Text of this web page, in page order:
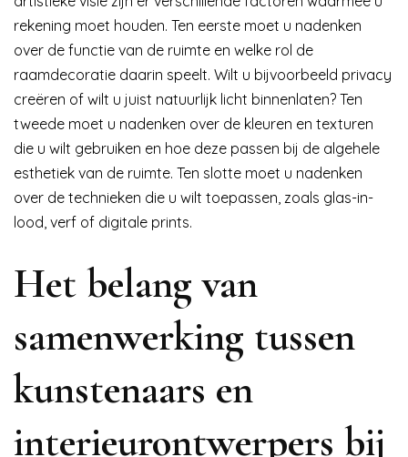
rekening moet houden. Ten eerste moet u nadenken
over de functie van de ruimte en welke rol de
raamdecoratie daarin speelt. Wilt u bijvoorbeeld privacy
creëren of wilt u juist natuurlijk licht binnenlaten? Ten
tweede moet u nadenken over de kleuren en texturen
die u wilt gebruiken en hoe deze passen bij de algehele
esthetiek van de ruimte. Ten slotte moet u nadenken
over de technieken die u wilt toepassen, zoals glas-in-
lood, verf of digitale prints.
Het belang van
samenwerking tussen
kunstenaars en
interieurontwerpers bij